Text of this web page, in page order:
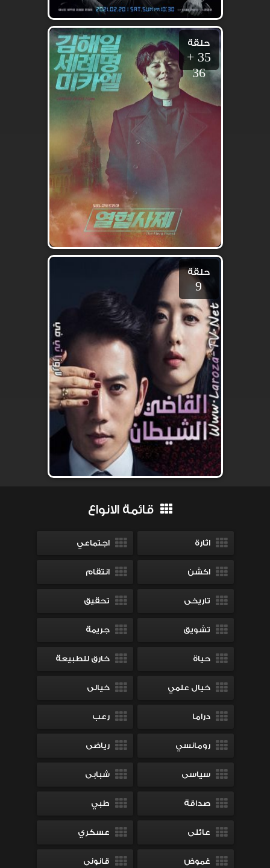
حلقة
35 +
36
حلقة
9
قائمة الانواع
اثارة اجتماعي
اكشن انتقام
تاريخى تحقيق
تشويق جريمة
حياة خارق للطبيعة
خيال علمي خيالى
دراما رعب
رومانسي رياضى
سياسى شبابى
صداقة طبي
عائلى عسكري
غموض قانونى